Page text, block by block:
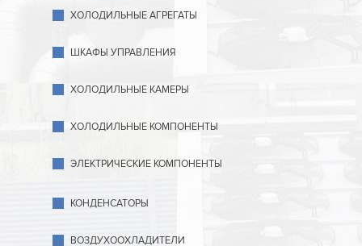
ХОЛОДИЛЬНЫЕ АГРЕГАТЫ
ШКАФЫ УПРАВЛЕНИЯ
ХОЛОДИЛЬНЫЕ КАМЕРЫ
ХОЛОДИЛЬНЫЕ КОМПОНЕНТЫ
ЭЛЕКТРИЧЕСКИЕ КОМПОНЕНТЫ
КОНДЕНСАТОРЫ
ВОЗДУХООХЛАДИТЕЛИ